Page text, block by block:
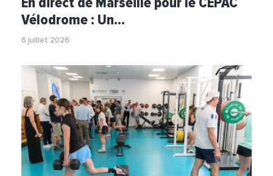
#CultureSport
#OlympiqueMarseille
#StephaneRichard
Vélodrome : Un…
6 juillet 2026